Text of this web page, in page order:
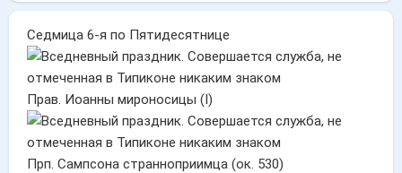
Седмица 6-я по Пятидесятнице
Прав. Иоанны мироносицы (I)
Прп. Сампсона странноприимца (ок. 530)